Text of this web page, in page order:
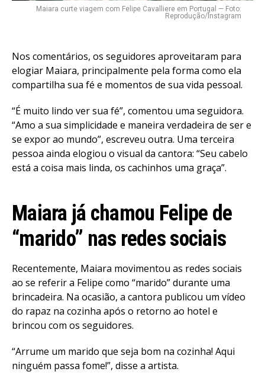
Maiara curte viagem com Felipe Cavalliere em Portugal — Foto:
Reprodução/Instagram
Nos comentários, os seguidores aproveitaram para
elogiar Maiara, principalmente pela forma como ela
compartilha sua fé e momentos de sua vida pessoal.
“É muito lindo ver sua fé”, comentou uma seguidora.
“Amo a sua simplicidade e maneira verdadeira de ser e
se expor ao mundo”, escreveu outra. Uma terceira
pessoa ainda elogiou o visual da cantora: “Seu cabelo
está a coisa mais linda, os cachinhos uma graça”.
Maiara já chamou Felipe de
“marido” nas redes sociais
Recentemente, Maiara movimentou as redes sociais
ao se referir a Felipe como “marido” durante uma
brincadeira. Na ocasião, a cantora publicou um vídeo
do rapaz na cozinha após o retorno ao hotel e
brincou com os seguidores.
“Arrume um marido que seja bom na cozinha! Aqui
ninguém passa fome!”, disse a artista.
Flipboard
Whatsapp
Email